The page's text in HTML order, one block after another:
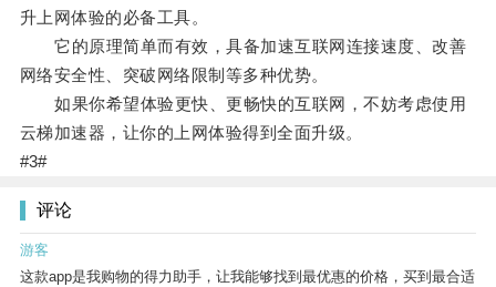
升上网体验的必备工具。
它的原理简单而有效，具备加速互联网连接速度、改善
网络安全性、突破网络限制等多种优势。
如果你希望体验更快、更畅快的互联网，不妨考虑使用
云梯加速器，让你的上网体验得到全面升级。
#3#
评论
游客
这款app是我购物的得力助手，让我能够找到最优惠的价格，买到最合适